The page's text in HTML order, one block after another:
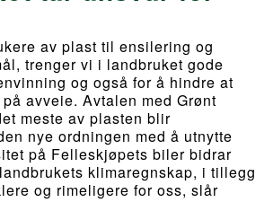
av plast til ensilering og
trenger vi i landbruket gode
og også for å hindre at
avveie. Avtalen med Grønt
meste av plasten blir
nye ordningen med å utnytte
på Felleskjøpets biler bidrar
klimaregnskap, i tillegg
og rimeligere for oss, slår